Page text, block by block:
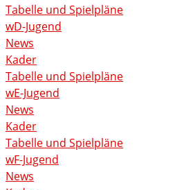
Tabelle und Spielpläne
wD-Jugend
News
Kader
Tabelle und Spielpläne
wE-Jugend
News
Kader
Tabelle und Spielpläne
wF-Jugend
News